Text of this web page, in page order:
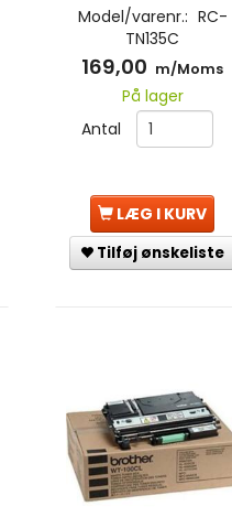
Model/varenr.: RC-
TN135C
169,00 m/Moms
På lager
Antal
LÆG I KURV
Tilføj ønskeliste